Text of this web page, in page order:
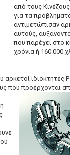
από τους
για τα
αντιμετώπισαν
αυτούς,
που παρέχει στο
χρόνια ή 160.000
ιδιοκτήτες
πουπροέρχονται